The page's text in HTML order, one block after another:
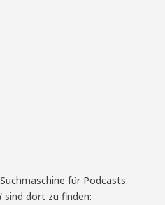
für Podcasts.
sind dort zu finden: